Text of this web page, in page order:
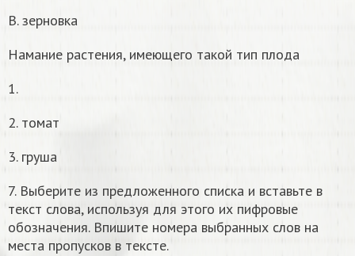
В. зерновка
Намание растения, имеющего такой тип плода
1.
2. томат
3. груша
7. Выберите из предложенного списка и вставьте в
текст слова, используя для этого их пифровые
обозначения. Впишите номера выбранных слов на
места пропусков в тексте.